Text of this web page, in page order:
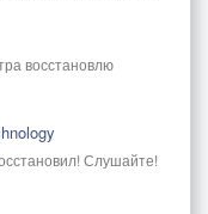
восстановлю
Слушайте!